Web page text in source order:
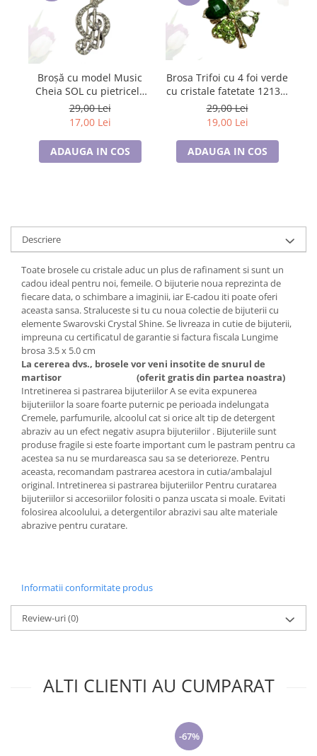
Broșă cu model Music
Cheia SOL cu pietricele
albe, SC23.084
29,00 Lei
17,00 Lei
ADAUGA IN COS
Brosa Trifoi cu 4 foi verde
cu cristale fatetate 12134,
cu ambalaj premium
29,00 Lei
19,00 Lei
ADAUGA IN COS
Descriere
Toate brosele cu cristale aduc un plus de rafinament si sunt un
cadou ideal pentru noi, femeile. O bijuterie noua reprezinta de
fiecare data, o schimbare a imaginii, iar E-cadou iti poate oferi
aceasta sansa. Straluceste si tu cu noua colectie de bijuterii cu
elemente Swarovski Crystal Shine. Se livreaza in cutie de bijuterii,
impreuna cu certificatul de garantie si factura fiscala Lungime
brosa 3.5 x 5.0 cm
La cererea dvs., brosele vor veni insotite de snurul de
martisor
(oferit gratis din partea noastra)
Intretinerea si pastrarea bijuteriilor A se evita expunerea
bijuteriilor la soare foarte puternic pe perioada indelungata
Cremele, parfumurile, alcoolul cat si orice alt tip de detergent
abraziv au un efect negativ asupra bijuteriilor . Bijuteriile sunt
produse fragile si este foarte important cum le pastram pentru ca
acestea sa nu se murdareasca sau sa se deterioreze. Pentru
aceasta, recomandam pastrarea acestora in cutia/ambalajul
original. Intretinerea si pastrarea bijuteriilor Pentru curatarea
bijuteriilor si accesoriilor folositi o panza uscata si moale. Evitati
folosirea alcoolului, a detergentilor abrazivi sau alte materiale
abrazive pentru curatare.
Informatii conformitate produs
Review-uri(0)
ALTI CLIENTI AU CUMPARAT
-67%